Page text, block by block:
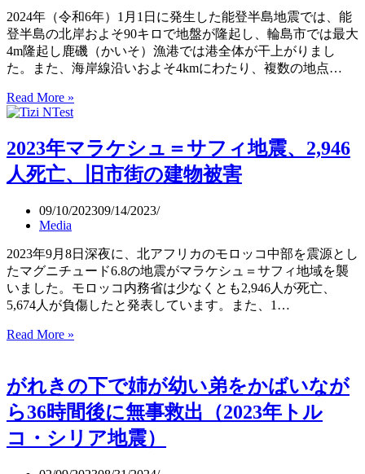
務
去
25
年
間
で
模
（M7.2）
2024年（令和6年）1月1日に発生した能登半島地震では、能
登半島の北岸およそ90キロで地盤が隆起し、輪島市では最大
4m隆起し鹿磯（かいそ）漁港では港全体が干上がりまし
た。また、海岸線沿いおよそ4kmにわたり、複数の地点…
Read More »
登
島
震
「逆
断
層
運
市
は
最
大
隆
2023年マラケシュ＝サフィ地震、2,946
人死亡、旧市街の建物被害
09/10/202309/14/2023
Media
2023年9月8日深夜に、北アフリカのモロッコ中部を震源とし
たマグニチュード6.8の地震がマラケシュ＝サフィ地域を襲
いました。モロッコ内務省は少なくとも2,946人が死亡、
5,674人が負傷したと発表しています。また、1…
Read More »
ラ
ケ
シ
ュ
＝
サ
がれきの下で姉が幼い弟をかばいなが
ら36時間後に無事救出（2023年トル
コ・シリア地震）